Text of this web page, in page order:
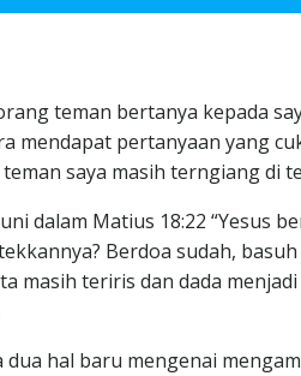
teman bertanya kepada
mendapat pertanyaan yang
saya masih terngiang di
dalam Matius 18:22 “Yesus
Berdoa sudah,
masih teriris dan dada
hal baru mengenai